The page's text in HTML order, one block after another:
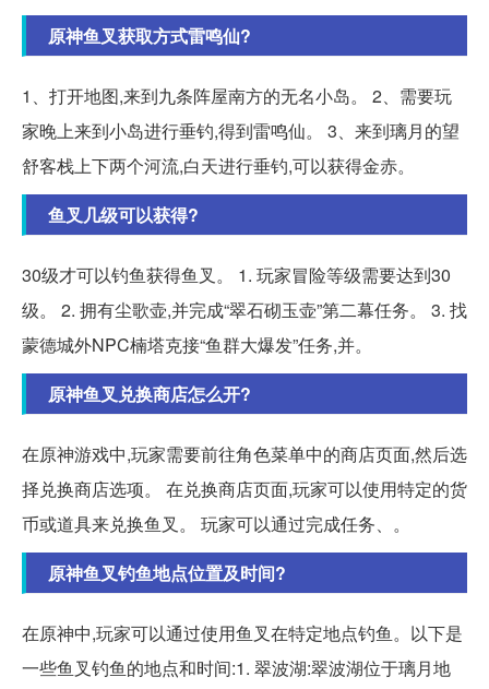
原神鱼叉获取方式雷鸣仙?
1、打开地图,来到九条阵屋南方的无名小岛。 2、需要玩
家晚上来到小岛进行垂钓,得到雷鸣仙。 3、来到璃月的望
舒客栈上下两个河流,白天进行垂钓,可以获得金赤。
鱼叉几级可以获得?
30级才可以钓鱼获得鱼叉。 1. 玩家冒险等级需要达到30
级。 2. 拥有尘歌壶,并完成“翠石砌玉壶”第二幕任务。 3. 找
蒙德城外NPC楠塔克接“鱼群大爆发”任务,并。
原神鱼叉兑换商店怎么开?
在原神游戏中,玩家需要前往角色菜单中的商店页面,然后选
择兑换商店选项。 在兑换商店页面,玩家可以使用特定的货
币或道具来兑换鱼叉。 玩家可以通过完成任务、。
原神鱼叉钓鱼地点位置及时间?
在原神中,玩家可以通过使用鱼叉在特定地点钓鱼。以下是
一些鱼叉钓鱼的地点和时间:1. 翠波湖:翠波湖位于璃月地